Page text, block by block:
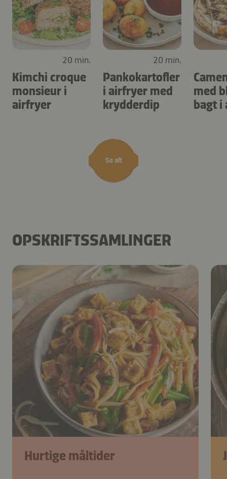
Se alt
20 min.
Kimchi croque
monsieur i
airfryer
20 min.
Pankokartofler
i airfryer med
krydderdip
med
bagt i
OPSKRIFTSSAMLINGER
Hurtige måltider